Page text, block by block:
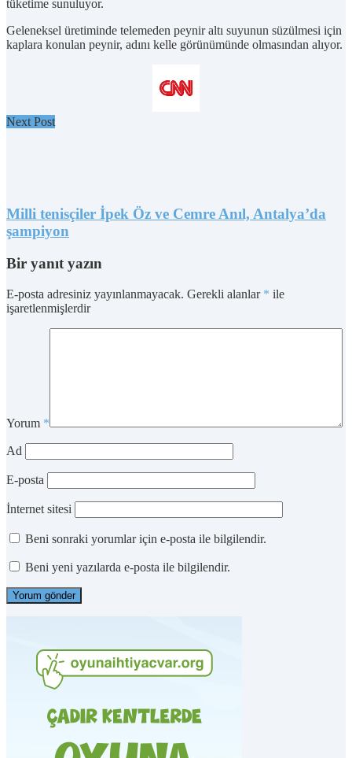
tüketime sunuluyor.
Geleneksel üretiminde telemeden peynir altı suyunun süzülmesi için
kaplara konulan peynir, adını kelle görünümünde olmasından alıyor.
Next Post
Milli tenisçiler İpek Öz ve Cemre Anıl, Antalya’da
şampiyon
Bir yanıt yazın
E-posta adresiniz yayınlanmayacak. Gerekli alanlar * ile
işaretlenmişlerdir
Yorum *
Ad
E-posta
İnternet sitesi
Beni sonraki yorumlar için e-posta ile bilgilendir.
Beni yeni yazılarda e-posta ile bilgilendir.